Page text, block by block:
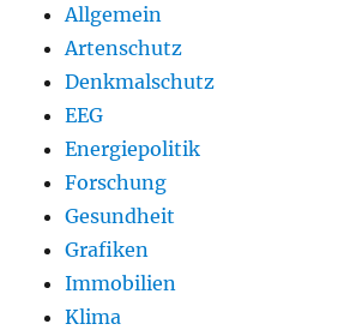
Allgemein
Artenschutz
Denkmalschutz
EEG
Energiepolitik
Forschung
Gesundheit
Grafiken
Immobilien
Klima